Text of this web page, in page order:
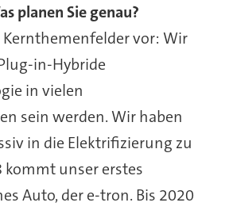
planen Sie genau?
vor: Wir
in-Hybride
in vielen
sein werden. Wir haben
in die Elektrifizierung zu
kommt unser erstes
Auto, der e-tron. Bis 2020